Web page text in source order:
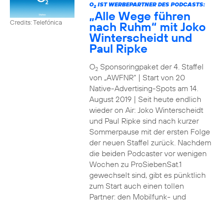
Credits: Telefónica
O2IST WERBEPARTNER DES PODCASTS:
„Alle Wege führen
nach Ruhm“ mit Joko
Winterscheidt und
Paul Ripke
O2Sponsoringpaket der 4. Staffel
von „AWFNR“ | Start von 20
Native-Advertising-Spots am 14.
August 2019 | Seit heute endlich
wieder on Air: Joko Winterscheidt
und Paul Ripke sind nach kurzer
Sommerpause mit der ersten Folge
der neuen Staffel zurück. Nachdem
die beiden Podcaster vor wenigen
Wochen zu ProSiebenSat.1
gewechselt sind, gibt es pünktlich
zum Start auch einen tollen
Partner: den Mobilfunk- und